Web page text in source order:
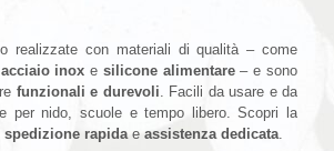
realizzate con materiali di qualità – come
acciaio inox e silicone alimentare– e sono
funzionali e durevoli . Facili da usare e da
per nido, scuole e tempo libero. Scopri la
spedizione rapida e assistenza dedicata